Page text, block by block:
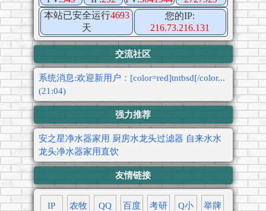
本站已安全运行4693
天
您的IP:
216.73.216.131
交流社区
系统消息:欢迎新用户：[color=red]tntbsd[/color...
(21:04)
强力推荐
安之星净水器家用 厨房水龙头过滤器 自来水水
龙头净水器家用直饮
友情链接
IP 农牧 QQ 百度 考研 Q小 举牌